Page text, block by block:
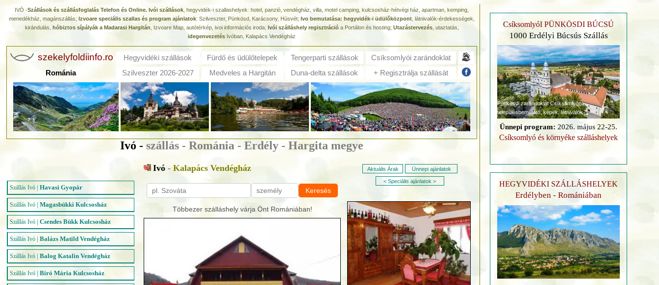
IVÓ -Szállások és szállásfoglalás Telefon és Online. Ivói szállások , hegyvidék-i szallashelyek: hotel, panzió, vendégház, villa, motel camping, kulcsosház-hétvégi ház, apartman, kemping,
menedékház, magánszállás; Izvoare speciális szallas és program ajánlatok: Szilveszter, Pünkösd, Karácsony, Húsvét; Ivo bemutatása: hegyvidék-i üdülőközpont , látnivalók-érdekességek,
kirándulás, hóbiztos sípályák a Madarasi Hargitán , Izvoare Map, autótérkép, ivoi információs iroda; Ivói szálláshely regisztrációa Portálon és hosting; Utazástervezés, utaztatás,
idegenvezetés Ivóban, Kalapács Vendégház
szekelyfoldiinfo.ro Hegyvidéki szállások Fürdő és üdülőtelepek Tengerparti szállások
Csíksomlyói zarándoklat
Románia
Szilveszter 2026-2027 Medveles a Hargitán Duna-delta szállások + Regisztrálja szállását
Ivó - szállás - Románia - Erdély - Hargita megye
Szállás Ivó | Havasi Gyopár
Szállás Ivó | Magasbükki Kulcsosház
Szállás Ivó | Csendes Bükk Kulcsosház
Szállás Ivó | Balázs Matild Vendégház
Szállás Ivó | Balog Katalin Vendégház
Szállás Ivó | Bíró Mária Kulcsosház
Ivó - Kalapács Vendégház
Keresés
Többezer szálláshely várja Önt Romániában!
Aktuális Árak Ünnepi ajánlatok
< Speciális ajánlatok >
CsíksomlyóI PÜNKÖSDI BÚCSÚ
1000 Erdélyi Búcsús Szállás
Pünkösdi zarándoklat Csíksomlyón
településbemutató, képek, látnivalók
Ünnepi program: 2026. május 22-25.
Csíksomlyó és környéke szálláshelyek
HEGYVIDÉKI SZÁLLÁSHELYEK
Erdélyben - Romániában